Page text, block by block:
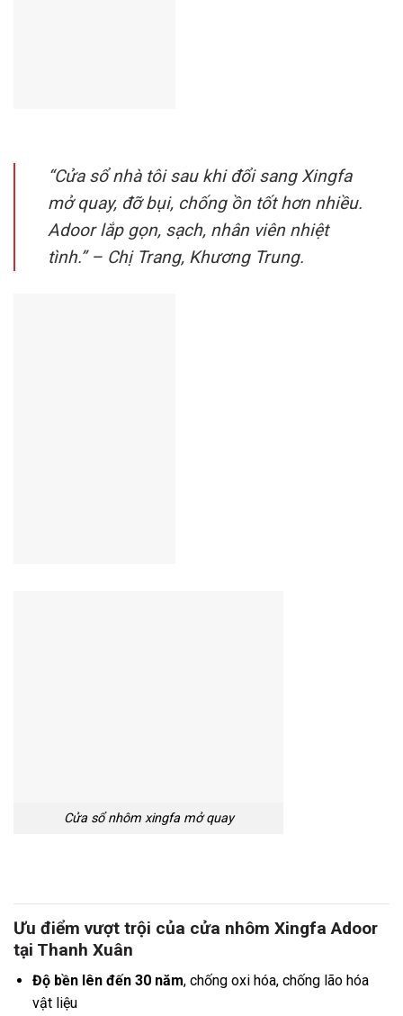
“Cửa sổ nhà tôi sau khi đổi sang Xingfa
mở quay, đỡ bụi, chống ồn tốt hơn nhiều.
Adoor lắp gọn, sạch, nhân viên nhiệt
tình.” – Chị Trang, Khương Trung.
Cửa sổ nhôm xingfa mở quay
Ưu điểm vượt trội của cửa nhôm Xingfa Adoor
tại Thanh Xuân
Độ bền lên đến 30 năm, chống oxi hóa, chống lão hóa
vật liệu